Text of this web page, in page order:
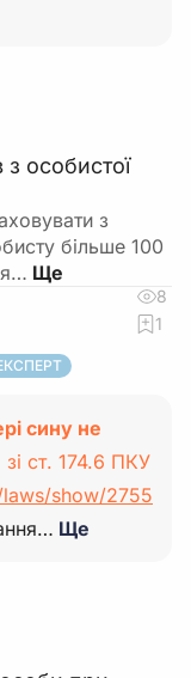
особистої
з
більше 100
8
1
сину не
зі ст. 174.6 ПКУ
show/2755
Ще